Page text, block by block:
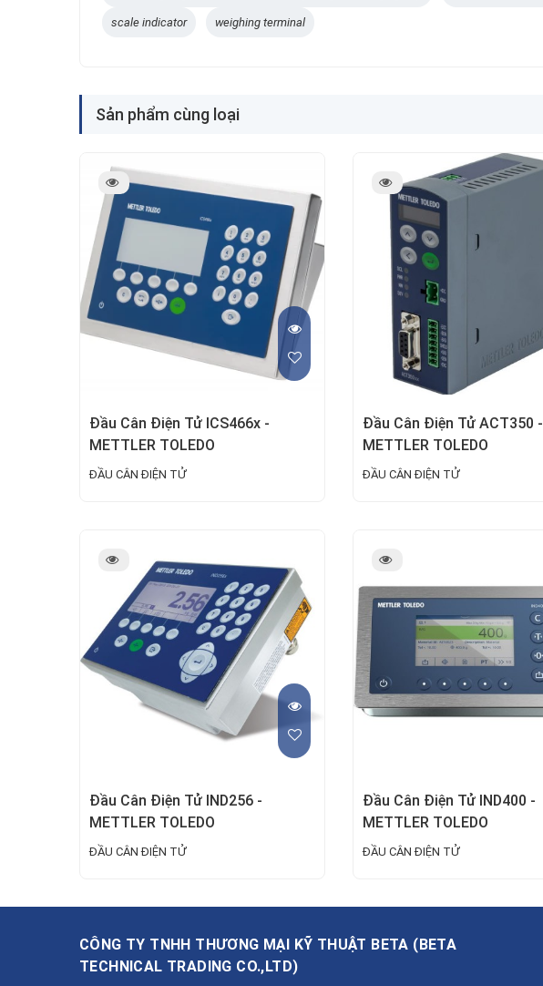
scale indicator weighing terminal
Sản phẩm cùng loại
Đầu Cân Điện Tử ICS466x -
METTLER TOLEDO
ĐẦU CÂN ĐIỆN TỬ
Đầu Cân Điện Tử ACT350 -
METTLER TOLEDO
ĐẦU CÂN ĐIỆN TỬ
Đầu Cân Điện Tử IND256 -
METTLER TOLEDO
ĐẦU CÂN ĐIỆN TỬ
Đầu Cân Điện Tử IND400 -
METTLER TOLEDO
ĐẦU CÂN ĐIỆN TỬ
CÔNG TY TNHH THƯƠNG MẠI KỸ THUẬT BETA (BETA
TECHNICAL TRADING CO.,LTD)